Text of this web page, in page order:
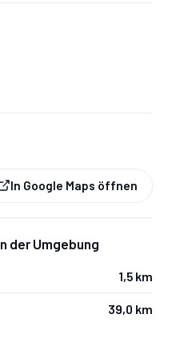
In Google Maps öffnen
der Umgebung
1,5 km
39,0 km